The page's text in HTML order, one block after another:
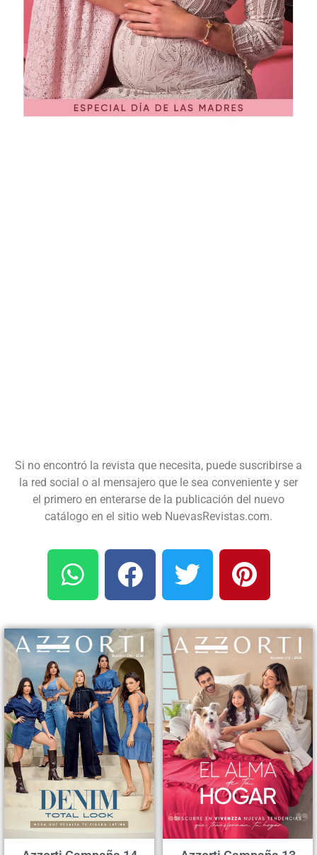
Si no encontró la revista que necesita, puede suscribirse a
la red social o al mensajero que le sea conveniente y ser
el primero en enterarse de la publicación del nuevo
catálogo en el sitio web NuevasRevistas.com.